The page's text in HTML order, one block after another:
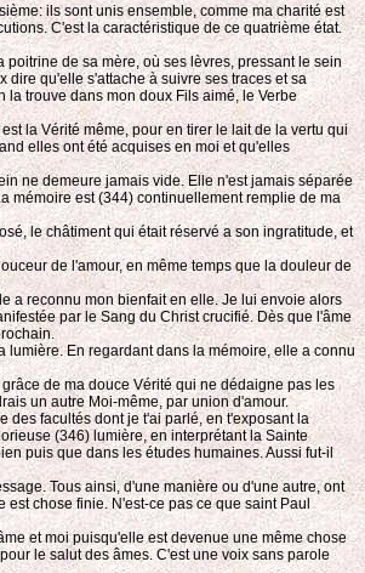
ils sont unis ensemble, comme ma charité est
C'est la caractéristique de ce quatrième état.
de sa mère, où ses lèvres, pressant le sein
dire qu'elle s'attache à suivre ses traces et sa
la trouve dans mon doux Fils aimé, le Verbe
la Vérité même, pour en tirer le lait de la vertu qui
elles ont été acquises en moi et qu'elles
ne demeure jamais vide. Elle n'est jamais séparée
mémoire est (344) continuellement remplie de ma
le châtiment qui était réservé a son ingratitude, et
de l'amour, en même temps que la douleur de
a reconnu mon bienfait en elle. Je lui envoie alors
par le Sang du Christ crucifié. Dès que l'âme
En regardant dans la mémoire, elle a connu
de ma douce Vérité qui ne dédaigne pas les
un autre Moi-même, par union d'amour.
des facultés dont je t'ai parlé, en t'exposant la
(346) lumière, en interprétant la Sainte
puis que dans les études humaines. Aussi fut-il
Tous ainsi, d'une manière ou d'une autre, ont
chose finie. N'est-ce pas ce que saint Paul
et moi puisqu'elle est devenue une même chose
le salut des âmes. C'est une voix sans parole